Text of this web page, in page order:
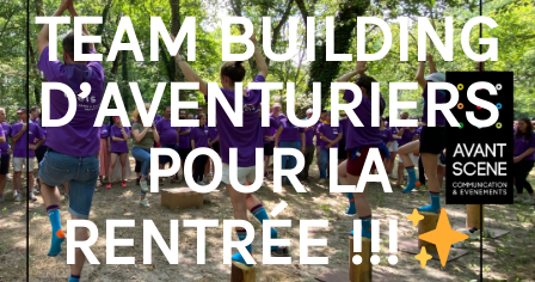
TEAM BUILDING
D’AVENTURIERS
POUR LA
RENTRÉE !!!